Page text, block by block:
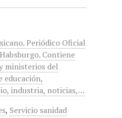
Periódico Oficial
Contiene
ministerios del
educación,
industria, noticias,…
, Servicio sanidad